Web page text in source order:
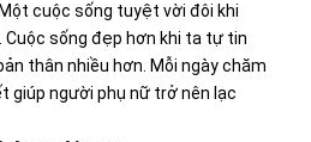
cuộc sống tuyệt vời đôi khi
sống đẹp hơn khi ta tự tin
thân nhiều hơn. Mỗi ngày chăm
giúp người phụ nữ trở nên lạc